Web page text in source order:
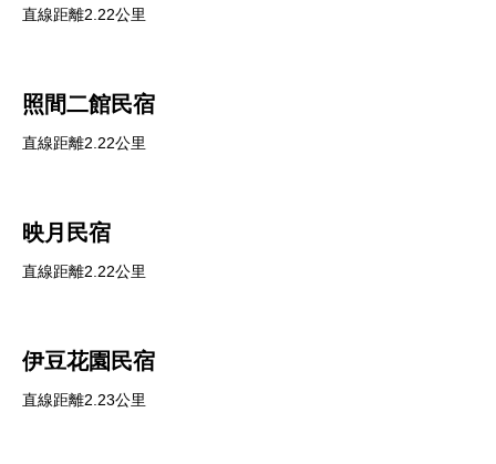
直線距離2.22公里
照間二館民宿
直線距離2.22公里
映月民宿
直線距離2.22公里
伊豆花園民宿
直線距離2.23公里